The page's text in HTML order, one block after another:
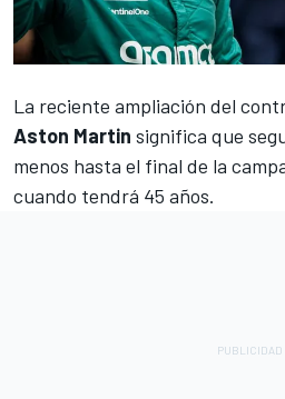
La reciente ampliación del
Aston Martin significa que
menos hasta el final de la
cuando tendrá 45 años.